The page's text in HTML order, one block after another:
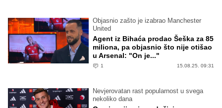
Objasnio zašto je izabrao Manchester
United
Agent iz Bihaća prodao Šeška za 85
miliona, pa objasnio što nije otišao
u Arsenal: "On je..."
1 15.08.25. 09:31
Nevjerovatan rast popularnost u svega
nekoliko dana